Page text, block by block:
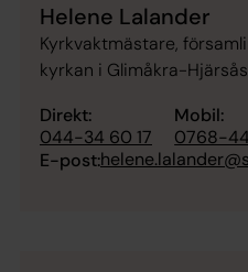
Helene Lalander
Kyrkvaktmästare,
kyrkan i Glimåkra-Hjärsås
Direkt:
044-34 60 17
Mobil:
0768-
E-post: